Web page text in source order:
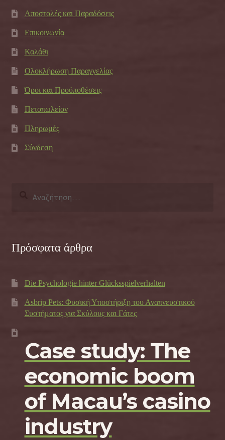
Αποστολές και Παραδόσεις
Επικοινωνία
Καλάθι
Ολοκλήρωση Παραγγελίας
Όροι και Προϋποθέσεις
Πετοπωλείον
Πληρωμές
Σύνδεση
Πρόσφατα άρθρα
Die Psychologie hinter Glücksspielverhalten
Asbrip Pets: Φυσική Υποστήριξη του Αναπνευστικού
Συστήματος για Σκύλους και Γάτες
Case study: The
economic boom
of Macau’s casino
industry